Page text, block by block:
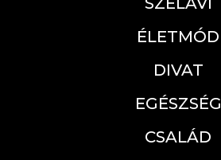
ÉLETMÓD
DIVAT
EGÉSZSÉG
CSALÁD